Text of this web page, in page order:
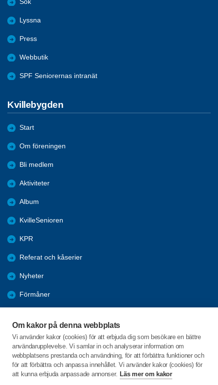
Om kakor på denna webbplats
Vi använder kakor (cookies) för att erbjuda dig som besökare en bättre
användarupplevelse. Vi samlar in och analyserar information om
webbplatsens prestanda och användning, för att förbättra funktioner och
för att förbättra och anpassa innehållet. Vi använder kakor (cookies) för
att kunna erbjuda anpassade annonser. Läs mer om kakor
Sök
Lyssna
Press
Webbutik
SPF Seniorernas intranät
Kvillebygden
Start
Om föreningen
Bli medlem
Aktiviteter
Album
KvilleSenioren
KPR
Referat och kåserier
Nyheter
Förmåner
Tanums kommun
Valet 2026
C/o:Inga-Lill Sörgard